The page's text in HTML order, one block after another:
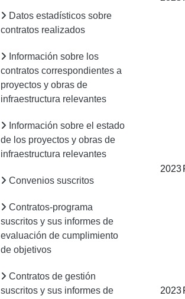
2023
2023
Datos estadísticos sobre
contratos realizados
Información sobre los
contratos correspondientes a
proyectos y obras de
infraestructura relevantes
Información sobre el estado
de los proyectos y obras de
infraestructura relevantes
Convenios suscritos
Contratos-programa
suscritos y sus informes de
evaluación de cumplimiento
de objetivos
Contratos de gestión
suscritos y sus informes de